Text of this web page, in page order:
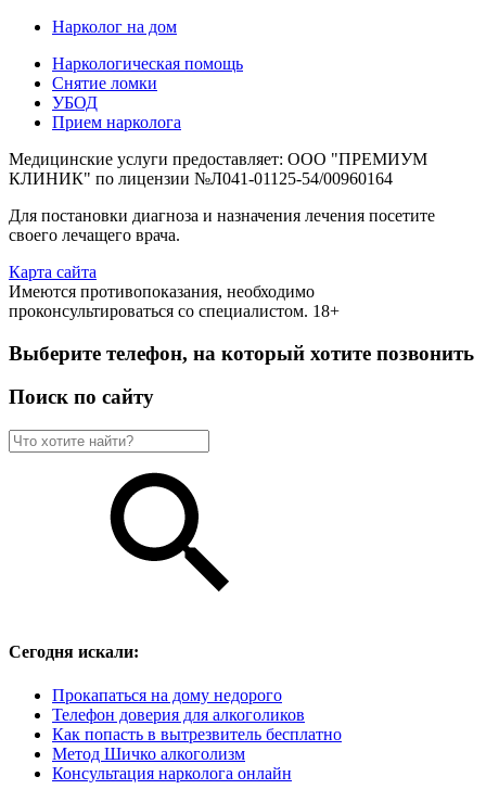
Нарколог на дом
Наркологическая помощь
Снятие ломки
УБОД
Прием нарколога
Медицинские услуги предоставляет: ООО "ПРЕМИУМ
КЛИНИК" по лицензии №Л041-01125-54/00960164
Для постановки диагноза и назначения лечения посетите
своего лечащего врача.
Карта сайта
Имеются противопоказания, необходимо
проконсультироваться со специалистом. 18+
Выберите телефон, на который хотите позвонить
Поиск по сайту
Сегодня искали:
Прокапаться на дому недорого
Телефон доверия для алкоголиков
Как попасть в вытрезвитель бесплатно
Метод Шичко алкоголизм
Консультация нарколога онлайн